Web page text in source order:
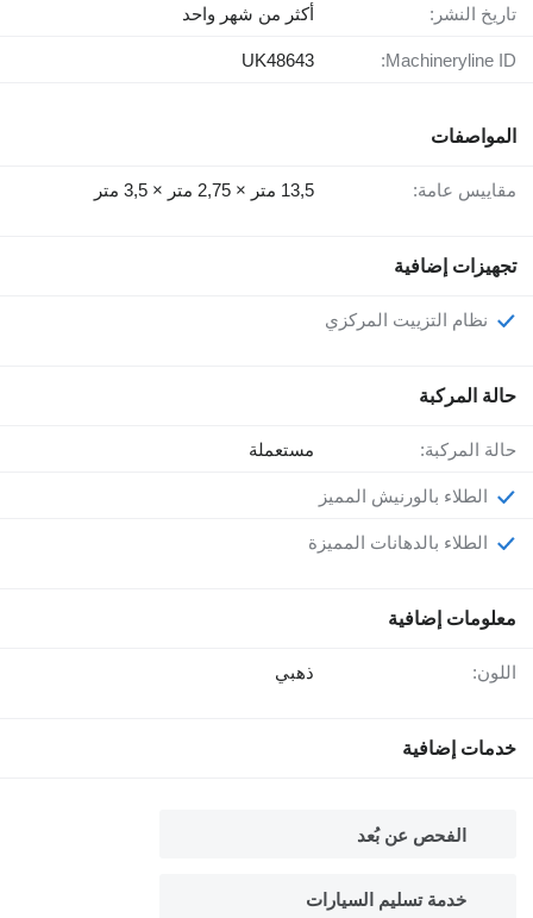
تاريخ النشر: أكثر من شهر واحد
Machineryline ID:
UK48643
المواصفات
مقاييس عامة: 13,5 متر × 2,75 متر × 3,5 متر
تجهيزات إضافية
نظام التزييت المركزي
حالة المركبة
حالة المركبة: مستعملة
الطلاء بالورنيش المميز
الطلاء بالدهانات المميزة
معلومات إضافية
اللون: ذهبي
خدمات إضافية
الفحص عن بُعد
خدمة تسليم السيارات